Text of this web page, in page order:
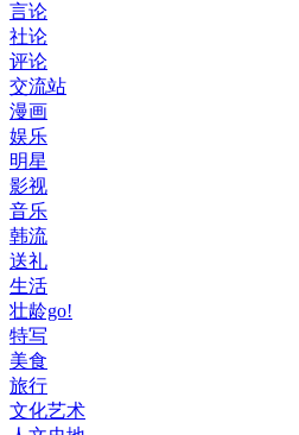
言论
社论
评论
交流站
漫画
娱乐
明星
影视
音乐
韩流
送礼
生活
壮龄go!
特写
美食
旅行
文化艺术